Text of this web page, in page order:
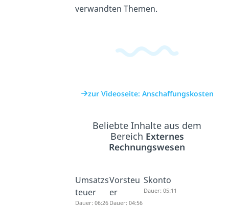
verwandten Themen.
zur Videoseite: Anschaffungskosten
Beliebte Inhalte aus dem
Bereich Externes
Rechnungswesen
Umsatzs
teuer
Dauer: 06:26
Vorsteu
er
Dauer: 04:56
Skonto
Dauer: 05:11